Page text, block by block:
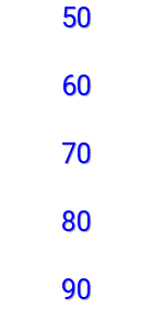
50
60
70
80
90